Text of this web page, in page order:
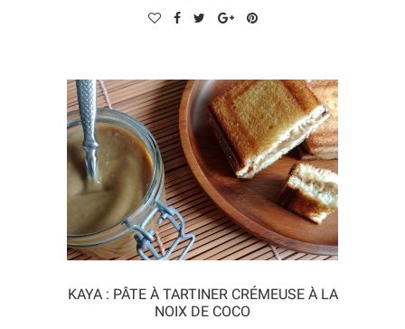
KAYA : PÂTE À TARTINER CRÉMEUSE À LA
NOIX DE COCO